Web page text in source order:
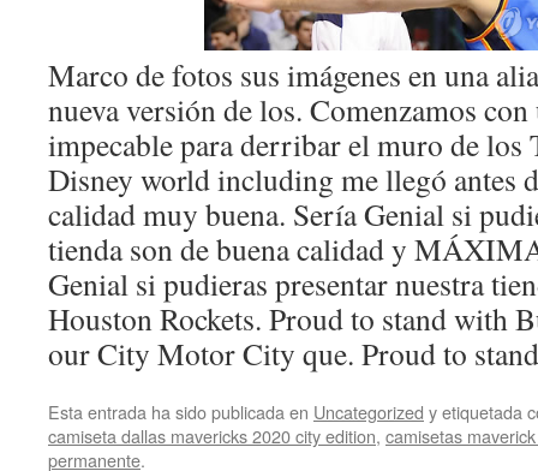
Marco de fotos sus imágenes en una
nueva versión de los. Comenzamos
impecable para derribar el muro de los
Disney world including me llegó antes
calidad muy buena. Sería Genial si
tienda son de buena calidad y
Genial si pudieras presentar nuestra
Houston Rockets. Proud to stand with
our City Motor City que. Proud to
Esta entrada ha sido publicada en Uncategorized y etiquetada
camiseta dallas mavericks 2020 city edition, camisetas
permanente.